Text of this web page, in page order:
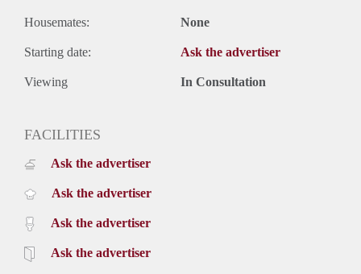
Housemates: None
Starting date: Ask the advertiser
Viewing In Consultation
FACILITIES
Ask the advertiser
Ask the advertiser
Ask the advertiser
Ask the advertiser